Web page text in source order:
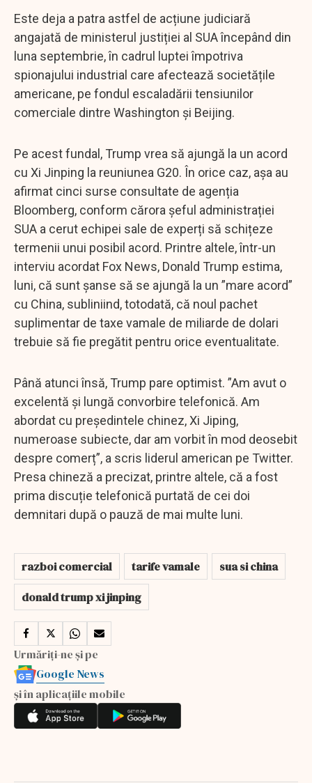
Este deja a patra astfel de acțiune judiciară
angajată de ministerul justiției al SUA începând din
luna septembrie, în cadrul luptei împotriva
spionajului industrial care afectează societățile
americane, pe fondul escaladării tensiunilor
comerciale dintre Washington și Beijing.
Pe acest fundal, Trump vrea să ajungă la un acord
cu Xi Jinping la reuniunea G20. În orice caz, așa au
afirmat cinci surse consultate de agenția
Bloomberg, conform cărora șeful administrației
SUA a cerut echipei sale de experți să schițeze
termenii unui posibil acord. Printre altele, într-un
interviu acordat Fox News, Donald Trump estima,
luni, că sunt șanse să se ajungă la un ”mare acord”
cu China, subliniind, totodată, că noul pachet
suplimentar de taxe vamale de miliarde de dolari
trebuie să fie pregătit pentru orice eventualitate.
Până atunci însă, Trump pare optimist. ”Am avut o
excelentă și lungă convorbire telefonică. Am
abordat cu președintele chinez, Xi Jiping,
numeroase subiecte, dar am vorbit în mod deosebit
despre comerț”, a scris liderul american pe Twitter.
Presa chineză a precizat, printre altele, că a fost
prima discuție telefonică purtată de cei doi
demnitari după o pauză de mai multe luni.
razboi comercial tarife vamale
sua si china
donald trump xi jinping
Urmăriți-ne și pe
Google News
și în aplicațiile mobile